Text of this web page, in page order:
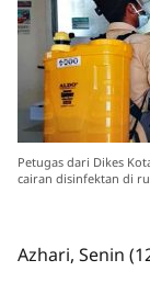
Petugas dari Dikes
cairan disinfektan di
Azhari, Senin